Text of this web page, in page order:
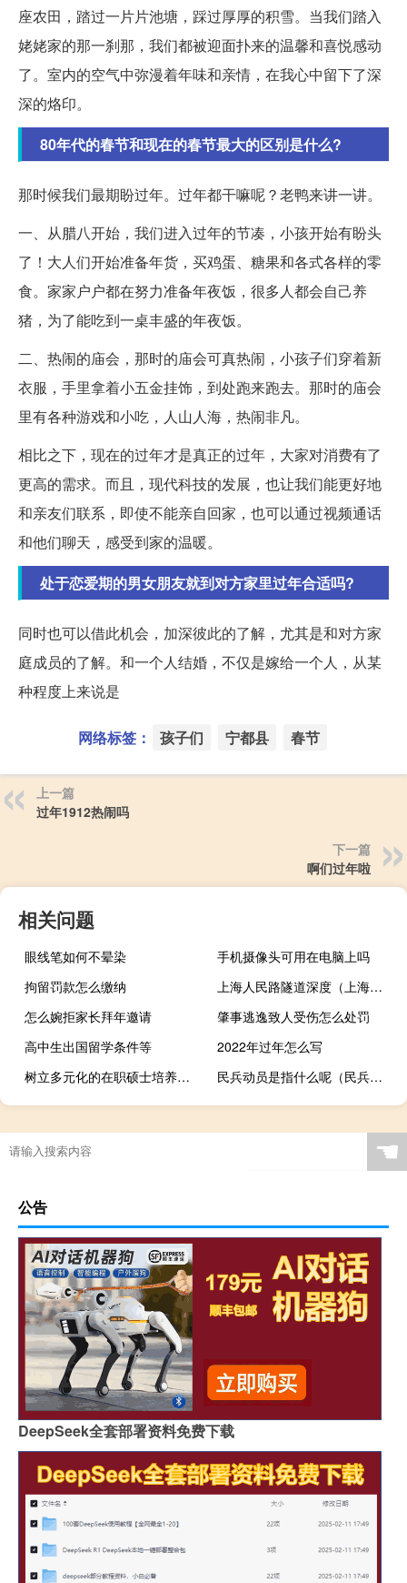
座农田，踏过一片片池塘，踩过厚厚的积雪。当我们踏入
姥姥家的那一刹那，我们都被迎面扑来的温馨和喜悦感动
了。室内的空气中弥漫着年味和亲情，在我心中留下了深
深的烙印。
80年代的春节和现在的春节最大的区别是什么?
那时候我们最期盼过年。过年都干嘛呢？老鸭来讲一讲。
一、从腊八开始，我们进入过年的节凑，小孩开始有盼头
了！大人们开始准备年货，买鸡蛋、糖果和各式各样的零
食。家家户户都在努力准备年夜饭，很多人都会自己养
猪，为了能吃到一桌丰盛的年夜饭。
二、热闹的庙会，那时的庙会可真热闹，小孩子们穿着新
衣服，手里拿着小五金挂饰，到处跑来跑去。那时的庙会
里有各种游戏和小吃，人山人海，热闹非凡。
相比之下，现在的过年才是真正的过年，大家对消费有了
更高的需求。而且，现代科技的发展，也让我们能更好地
和亲友们联系，即使不能亲自回家，也可以通过视频通话
和他们聊天，感受到家的温暖。
处于恋爱期的男女朋友就到对方家里过年合适吗?
同时也可以借此机会，加深彼此的了解，尤其是和对方家
庭成员的了解。和一个人结婚，不仅是嫁给一个人，从某
种程度上来说是
网络标签： 孩子们 宁都县 春节
上一篇
过年1912热闹吗
下一篇
啊们过年啦
相关问题
眼线笔如何不晕染
手机摄像头可用在电脑上吗
拘留罚款怎么缴纳
上海人民路隧道深度（上海人民路隧道简介）
怎么婉拒家长拜年邀请
肇事逃逸致人受伤怎么处罚
高中生出国留学条件等
2022年过年怎么写
树立多元化的在职硕士培养教育理念分析
民兵动员是指什么呢（民兵动员是指）
☚
公告
DeepSeek全套部署资料免费下载